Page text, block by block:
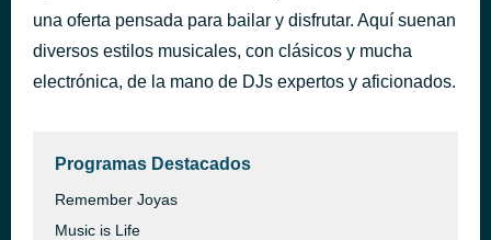
una oferta pensada para bailar y disfrutar. Aquí suenan
diversos estilos musicales, con clásicos y mucha
electrónica, de la mano de DJs expertos y aficionados.
Programas Destacados
Remember Joyas
Music is Life